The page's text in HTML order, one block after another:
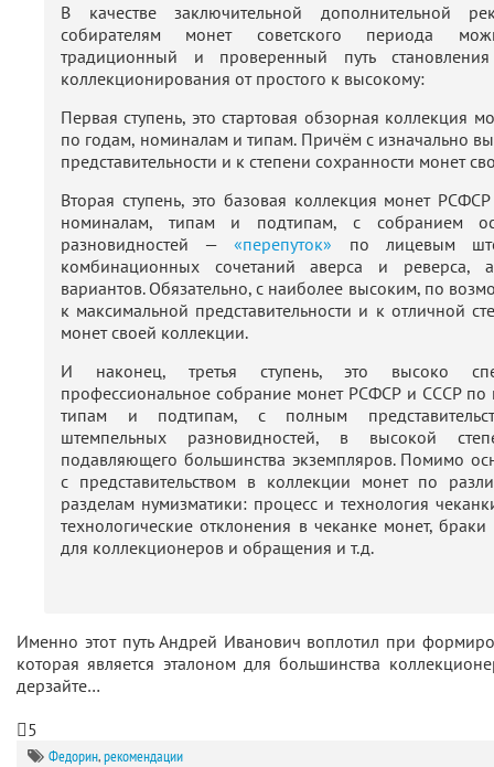
В качестве заключительной дополнительной
собирателям монет советского периода
традиционный и проверенный путь становления
коллекционирования от простого к высокому:
Первая ступень, это стартовая обзорная коллекция
по годам, номиналам и типам. Причём с изначально
представительности и к степени сохранности монет
Вторая ступень, это базовая коллекция монет
номиналам, типам и подтипам, с собранием
разновидностей —«перепуток» по лицевым
комбинационных сочетаний аверса и реверса,
вариантов. Обязательно, с наиболее высоким, по
к максимальной представительности и к отличной
монет своей коллекции.
И наконец, третья ступень, это высоко
профессиональное собрание монет РСФСР и СССР по
типам и подтипам, с полным
штемпельных разновидностей, в высокой
подавляющего большинства экземпляров. Помимо
с представительством в коллекции монет по
разделам нумизматики: процесс и технология
технологические отклонения в чеканке монет,
для коллекционеров и обращения и т.д.
Именно этот путь Андрей Иванович воплотил при
которая является эталоном для большинства
дерзайте…
5
Федорин,рекомендации